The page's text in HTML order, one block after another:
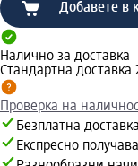
Добавете в
Налично за доставка
Стандартна
Проверка на
Безплатна
Експресно